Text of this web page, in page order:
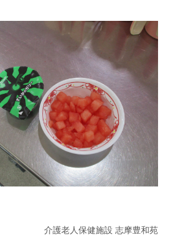
介護老人保健施設 志摩豊和苑